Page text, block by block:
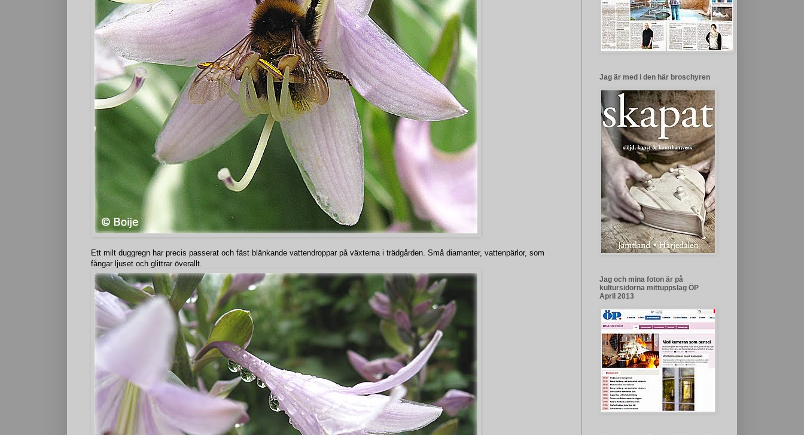
Ett milt duggregn har precis passerat och fäst blänkande vattendroppar på växterna i trädgården. Små diamanter, vattenpärlor, som
fångar ljuset och glittrar överallt.
Jag är med i den här broschyren
Jag och mina foton är på
kultursidorna mittuppslag ÖP
April 2013